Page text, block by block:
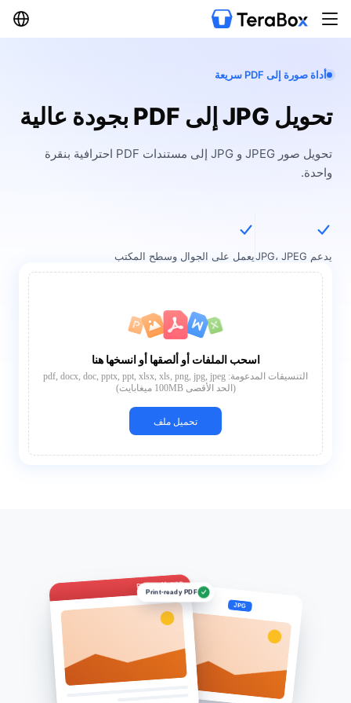
أداة صورة إلى PDF سريعة
تحويل JPG إلى PDF بجودة عالية
تحويل صور JPEG و JPG إلى مستندات PDF احترافية بنقرة
واحدة.
يدعم JPG، JPEG يعمل على الجوال وسطح المكتب
اسحب الملفات أو ألصقها أو انسخها هنا
التنسيقات المدعومة: pdf, docx, doc, pptx, ppt, xlsx, xls, png, jpg, jpeg
(الحد الأقصى 100MB ميغابايت)
تحميل ملف
Print-ready PDF
JPG
Photo.pdf